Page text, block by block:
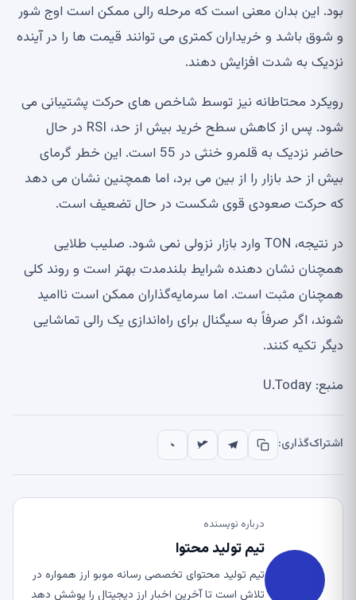
بود. این بدان معنی است که مرحله رالی ممکن است اوج شور
و شوق باشد و خریداران کمتری می توانند قیمت ها را در آینده
نزدیک به شدت افزایش دهند.
رویکرد محتاطانه نیز توسط شاخص های حرکت پشتیبانی می
شود. پس از کاهش سطح خرید بیش از حد، RSI در حال
حاضر نزدیک به قلمرو خنثی در 55 است. این خطر گرمای
بیش از حد بازار را از بین می برد، اما همچنین نشان می دهد
که حرکت صعودی قوی شکست در حال تضعیف است.
در نتیجه، TON وارد بازار نزولی نمی شود. صلیب طلایی
همچنان نشان دهنده شرایط بلندمدت بهتر است و روند کلی
همچنان مثبت است. اما سرمایه‌گذاران ممکن است ناامید
شوند، اگر صرفاً به سیگنال برای راه‌اندازی یک رالی تماشایی
دیگر تکیه کنند.
منبع: U.Today
اشتراک‌گذاری:
درباره نویسنده
تیم تولید محتوا
تیم تولید محتوای تخصصی رسانه موبو ارز همواره در
تلاش است تا آخرین اخبار ارز دیجیتال را پوشش دهد